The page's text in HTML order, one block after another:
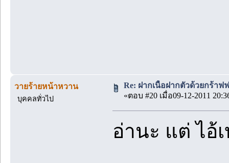
วายร้ายหน้าหวาน
บุคคลทั่วไป
Re: ฝากเนื้อฝากตัวด้วยกร้าฟ
«ตอบ #20 เมื่อ09-12-2011
อ่านะ แต่ ไอ้